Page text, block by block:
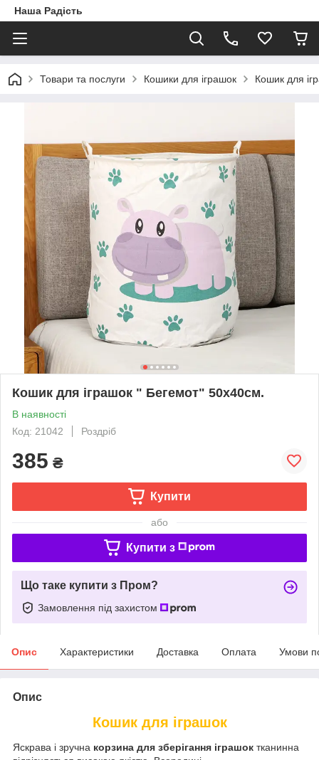
Наша Радість
Товари та послуги Кошики для іграшок Кошик для
Кошик для іграшок " Бегемот" 50х40см.
В наявності
Код: 21042
Роздріб
385 ₴
Купити
або
Купити з
Що таке купити з Пром?
Замовлення під захистом
Опис Характеристики Доставка Оплата Умови
Опис
Кошик для іграшок
Яскрава і зручна корзина для зберігання іграшок тканинна